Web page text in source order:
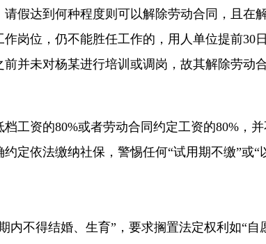
假达到何种程度则可以解除劳动合同，且在
岗位，仍不能胜任工作的，用人单位提前30
并未对杨某进行培训或调岗，故其解除劳动
工资的80%或者劳动合同约定工资的80%，
依法缴纳社保，警惕任何“试用期不缴”或“
不得结婚、生育”，要求搁置法定权利如“